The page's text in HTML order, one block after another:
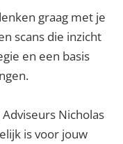
graag met je
scans die inzicht
en een basis
Nicholas
is voor jouw